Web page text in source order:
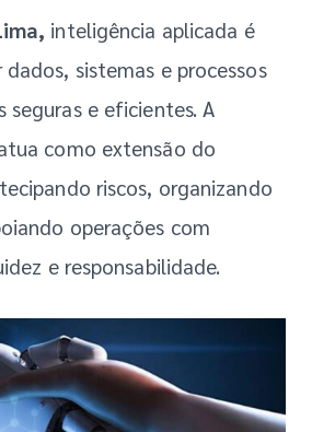
inteligência aplicada é
sistemas e processos
seguras e eficientes. A
como extensão do
riscos, organizando
operações com
e responsabilidade.